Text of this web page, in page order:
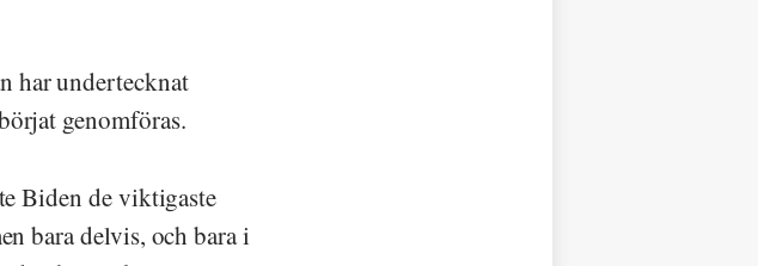
har undertecknat
genomföras.
Biden de viktigaste
bara delvis, och bara i